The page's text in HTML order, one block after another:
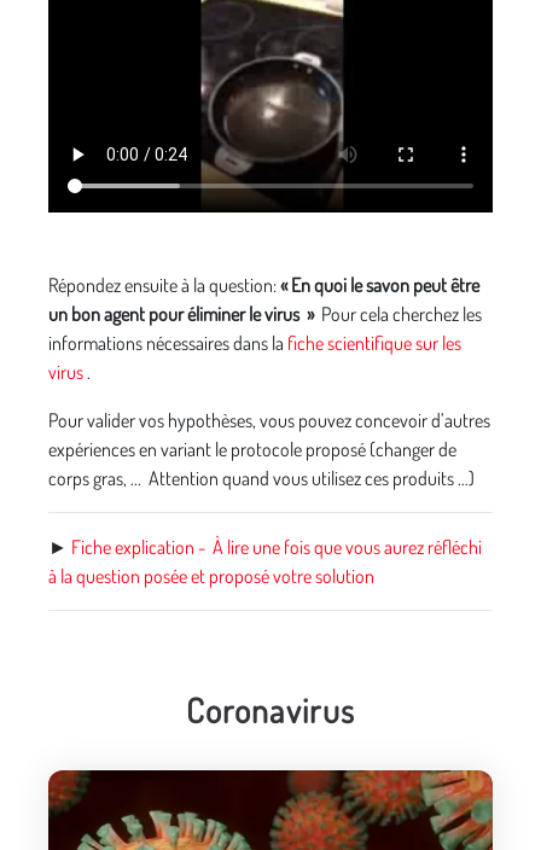
Répondez ensuite à la question:« En quoi le savon peut être
un bon agent pour éliminer le virus »Pour cela cherchez les
informations nécessaires dans la fiche scientifique sur les
virus .
Pour valider vos hypothèses, vous pouvez concevoir d’autres
expériences en variant le protocole proposé (changer de
corps gras, ... Attention quand vous utilisez ces produits …)
► Fiche explication - À lire une fois que vous aurez réfléchi
à la question posée et proposé votre solution
Coronavirus